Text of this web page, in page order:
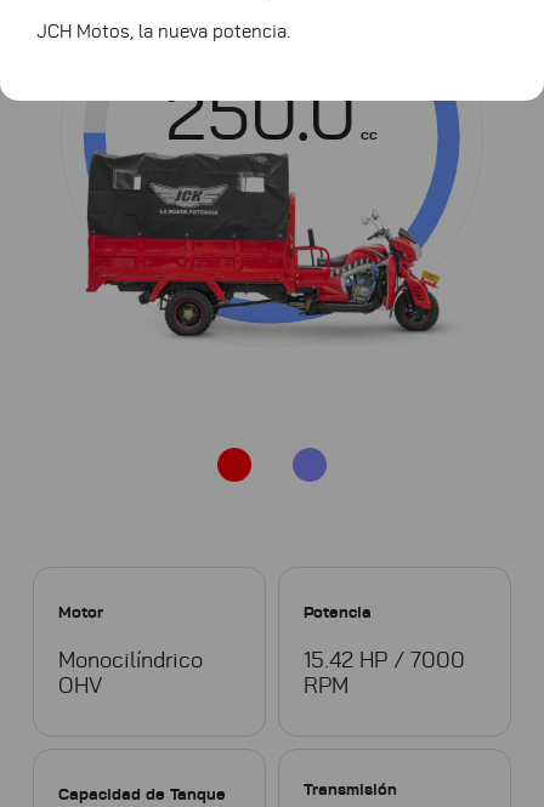
JCH Motos, la nueva potencia.
Cilindrada
250.0 cc
Motor
Monocilíndrico
OHV
Potencia
15.42 HP / 7000
RPM
Capacidad de Tanque Transmisión